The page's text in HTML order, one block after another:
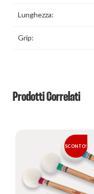
Lunghezza:
Grip:
Prodotti Correlati
SCONTO!